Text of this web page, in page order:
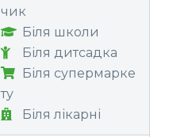
чик
Біля школи
Біля дитсадка
Біля супермарке
ту
Біля лікарні